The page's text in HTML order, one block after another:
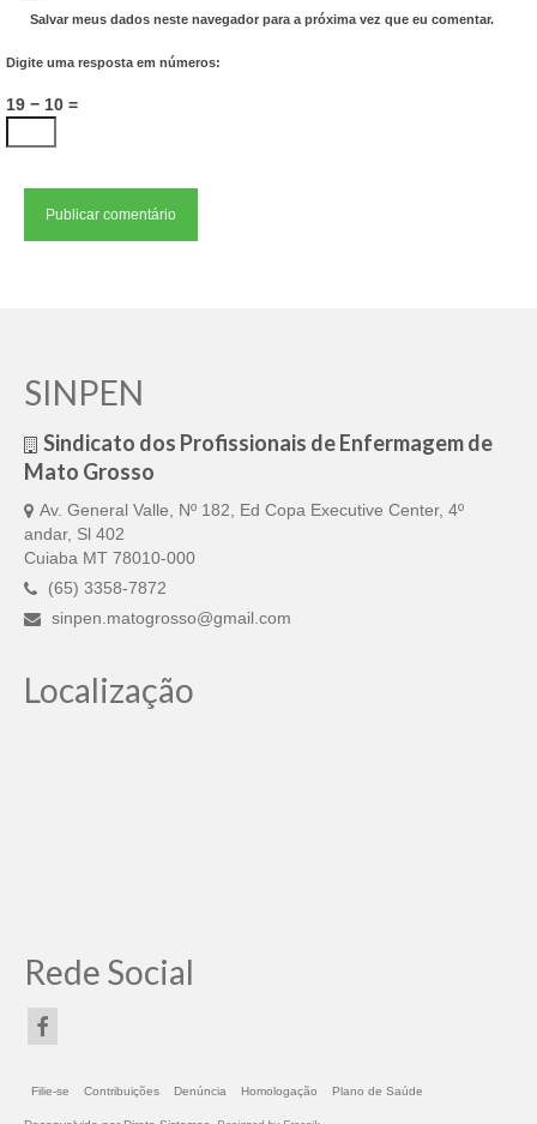
Salvar meus dados neste navegador para a próxima vez que eu comentar.
Digite uma resposta em números:
19 − 10 =
SINPEN
Sindicato dos Profissionais de Enfermagem de
Mato Grosso
Av. General Valle, Nº 182, Ed Copa Executive Center, 4º
andar, Sl 402
Cuiaba MT 78010-000
(65) 3358-7872
sinpen.matogrosso@gmail.com
Localização
Rede Social
Filie-se Contribuições Denúncia Homologação Plano de Saúde